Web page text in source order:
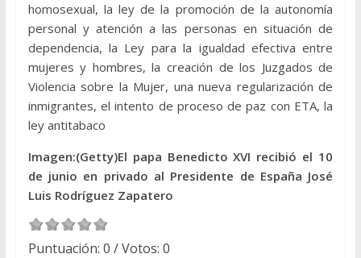
homosexual, la ley de la promoción de la autonomía
personal y atención a las personas en situación de
dependencia, la Ley para la igualdad efectiva entre
mujeres y hombres, la creación de los Juzgados de
Violencia sobre la Mujer, una nueva regularización de
inmigrantes, el intento de proceso de paz con ETA, la
ley antitabaco
Imagen:(Getty)El papa Benedicto XVI recibió el 10
de junio en privado al Presidente de España José
Luis Rodríguez Zapatero
Puntuación: 0 / Votos: 0